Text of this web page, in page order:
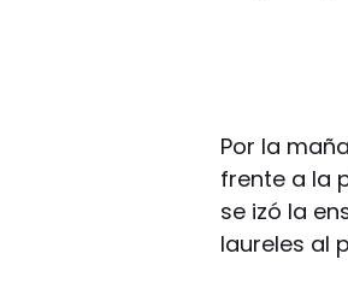
Por la
frente a la
se izó la
laureles al